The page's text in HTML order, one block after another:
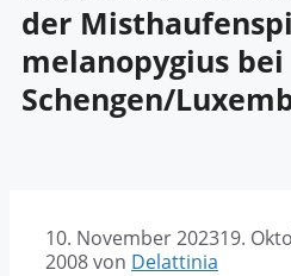
der
melanopygius bei
Schengen/
10. November 202319.
2008von Delattinia